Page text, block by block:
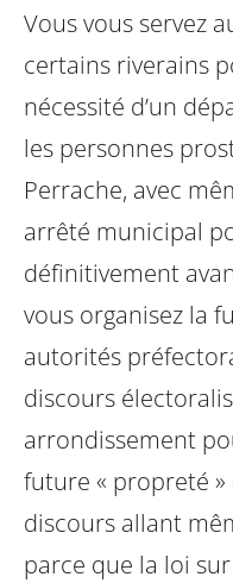
Vous vous servez
certains riverains
nécessité d’un
les personnes
Perrache, avec
arrêté municipal
définitivement
vous organisez la
autorités
discours
arrondissement
future « propreté
discours allant
parce que la loi